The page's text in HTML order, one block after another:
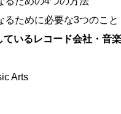
るために必要な3つのこと
ているレコード会社・音
Arts